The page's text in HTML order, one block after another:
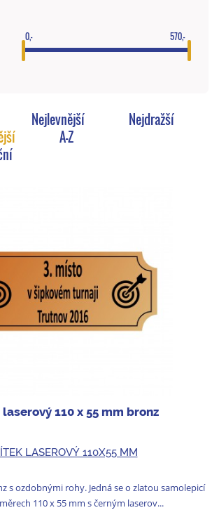
0,- 570,-
Nejlevnější
Nejdražší
A-Z
110 x 55 mm bronz
LASEROVÝ 110X55 MM
s ozdobnými rohy. Jedná se o zlatou samolepicí
110 x 55 mm s černým laserov...